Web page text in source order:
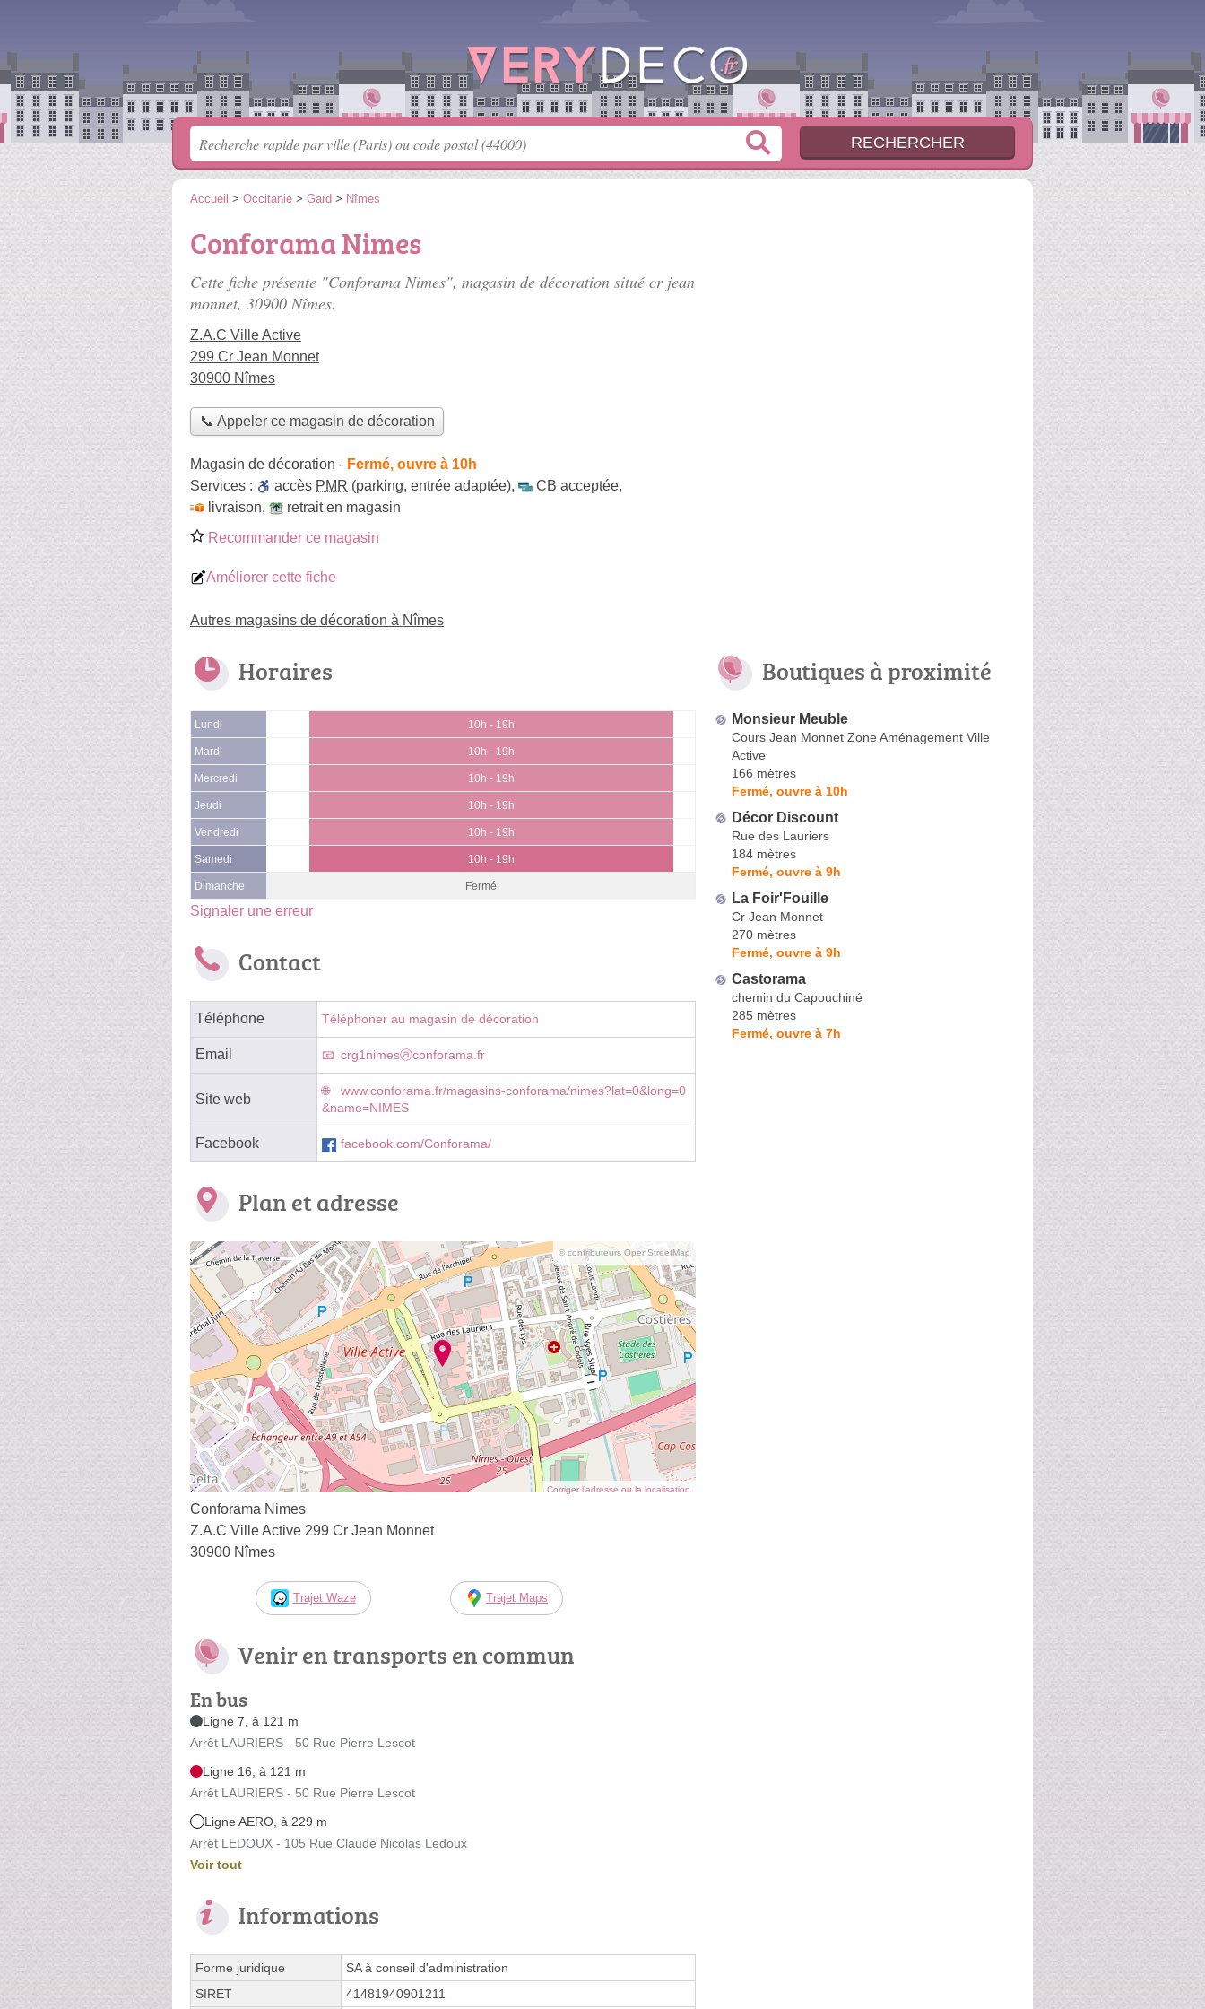
Accueil > Occitanie > Gard > Nîmes
Conforama Nimes
Cette fiche présente "Conforama Nimes", magasin de décoration situé cr jean
monnet, 30900 Nîmes.
Z.A.C Ville Active
299 Cr Jean Monnet
30900 Nîmes
📞 Appeler ce magasin de décoration
Magasin de décoration - Fermé, ouvre à 10h
Services :
accès PMR (parking, entrée adaptée), CB acceptée,
livraison,
retrait en magasin
Recommander ce magasin
Améliorer cette fiche
Autres magasins de décoration à Nîmes
Horaires
Lundi 10h - 19h
Mardi 10h - 19h
Mercredi 10h - 19h
Jeudi 10h - 19h
Vendredi 10h - 19h
Samedi 10h - 19h
Dimanche Fermé
Signaler une erreur
Contact
Téléphone Téléphoner au magasin de décoration
Email crg1nimesⓐconforama.fr
Site web
www.conforama.fr/magasins-conforama/nimes?lat=0&long=0
&name=NIMES
Facebook facebook.com/Conforama/
Plan et adresse
© contributeurs OpenStreetMap
Corriger l’adresse ou la localisation
Conforama Nimes
Z.A.C Ville Active 299 Cr Jean Monnet
30900 Nîmes
Trajet Waze Trajet Maps
Venir en transports en commun
En bus
Ligne 7, à 121 m
Arrêt LAURIERS - 50 Rue Pierre Lescot
Ligne 16, à 121 m
Arrêt LAURIERS - 50 Rue Pierre Lescot
Ligne AERO, à 229 m
Arrêt LEDOUX - 105 Rue Claude Nicolas Ledoux
Voir tout
Informations
Forme juridique
SA à conseil d'administration
SIRET
41481940901211
Boutiques à proximité
Monsieur Meuble
Cours Jean Monnet Zone Aménagement Ville
Active
166 mètres
Fermé, ouvre à 10h
Décor Discount
Rue des Lauriers
184 mètres
Fermé, ouvre à 9h
La Foir'Fouille
Cr Jean Monnet
270 mètres
Fermé, ouvre à 9h
Castorama
chemin du Capouchiné
285 mètres
Fermé, ouvre à 7h